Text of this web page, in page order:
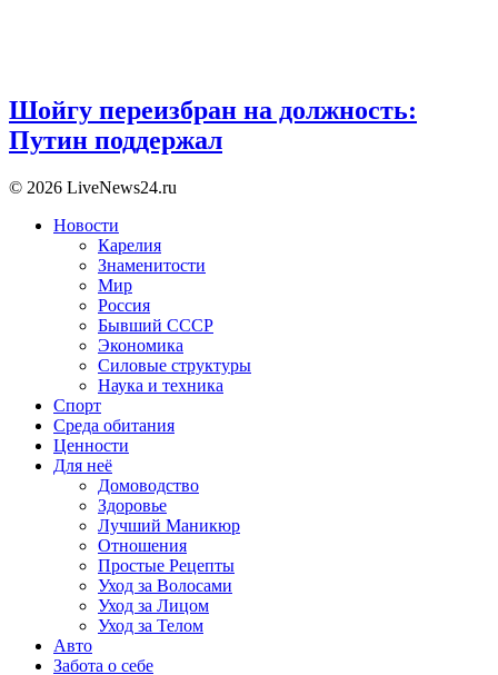
Шойгу переизбран на должность:
Путин поддержал
© 2026 LiveNews24.ru
Новости
Карелия
Знаменитости
Мир
Россия
Бывший СССР
Экономика
Силовые структуры
Наука и техника
Спорт
Среда обитания
Ценности
Для неё
Домоводство
Здоровье
Лучший Маникюр
Отношения
Простые Рецепты
Уход за Волосами
Уход за Лицом
Уход за Телом
Авто
Забота о себе